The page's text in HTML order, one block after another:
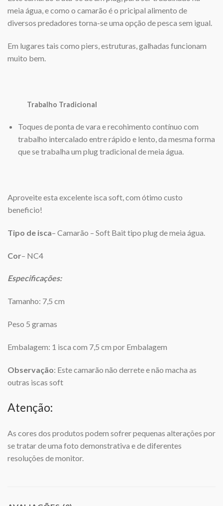
meia água, e como o camarão é o pricipal alimento de
diversos predadores torna-se uma opção de pesca sem igual.
Em lugares tais como piers, estruturas, galhadas funcionam
muito bem.
Trabalho Tradicional
Toques de ponta de vara e recohimento contínuo com
trabalho intercalado entre rápido e lento, da mesma forma
que se trabalha um plug tradicional de meia água.
Aproveite esta excelente isca soft, com ótimo custo
beneficio!
Tipo de isca– Camarão – Soft Bait tipo plug de meia água.
Cor– NC4
Especificações:
Tamanho: 7,5 cm
Peso 5 gramas
Embalagem: 1 isca com 7,5 cm por Embalagem
Observação: Este camarão não derrete e não macha as
outras iscas soft
Atenção:
As cores dos produtos podem sofrer pequenas alterações por
se tratar de uma foto demonstrativa e de diferentes
resoluções de monitor.